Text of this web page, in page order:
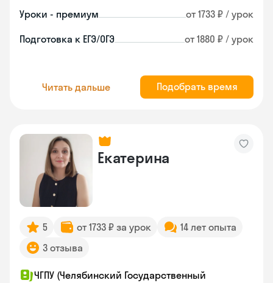
Уроки - премиум от 1733 ₽ / урок
Подготовка к ЕГЭ/ОГЭ от 1880 ₽ / урок
Читать дальше Подобрать время
Екатерина
5 от 1733 ₽ за урок
14 лет опыта
3 отзыва
ЧГПУ (Челябинский Государственный